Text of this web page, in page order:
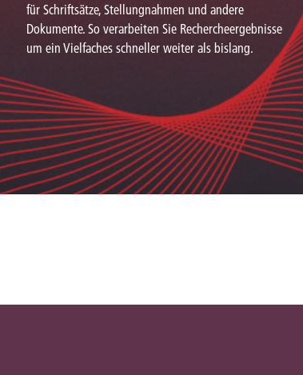
für Schriftsätze, Stellungnahmen und andere
Dokumente. So verarbeiten Sie Rechercheergebnisse
um ein Vielfaches schneller weiter als bislang.